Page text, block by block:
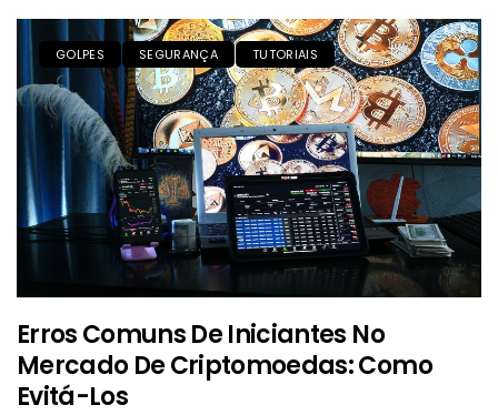
GOLPES SEGURANÇA TUTORIAIS
Erros Comuns De Iniciantes No
Mercado De Criptomoedas: Como
Evitá-Los